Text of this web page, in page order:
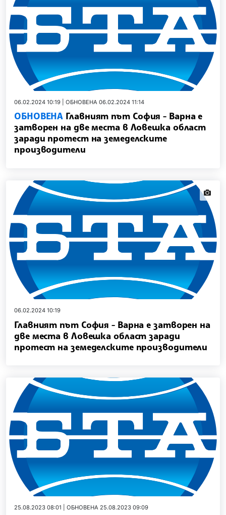
06.02.2024 10:19 | ОБНОВЕНА 06.02.2024 11:14
ОБНОВЕНА Главният път София - Варна е
затворен на две места в Ловешка област
заради протест на земеделските
производители
06.02.2024 10:19
Главният път София - Варна е затворен на
две места в Ловешка област заради
протест на земеделските производители
25.08.2023 08:01 | ОБНОВЕНА 25.08.2023 09:09